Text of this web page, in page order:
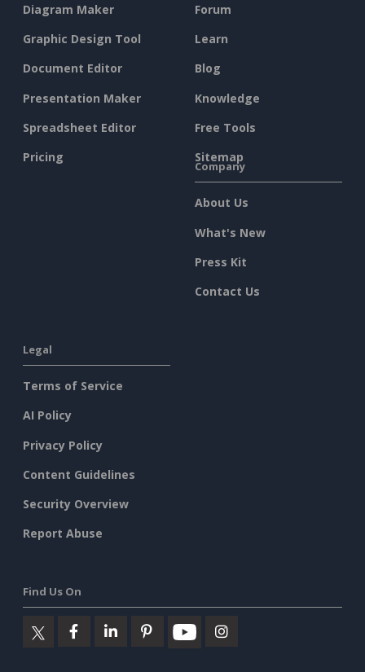
Diagram Maker
Graphic Design Tool
Document Editor
Presentation Maker
Spreadsheet Editor
Pricing
Forum
Learn
Blog
Knowledge
Free Tools
Sitemap
Company
About Us
What's New
Press Kit
Contact Us
Legal
Terms of Service
AI Policy
Privacy Policy
Content Guidelines
Security Overview
Report Abuse
Find Us On